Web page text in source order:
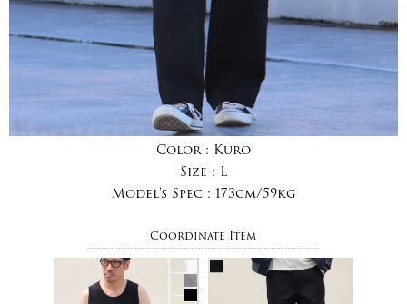
Color : Kuro
Size : L
Model's Spec : 173cm/59kg
Coordinate Item